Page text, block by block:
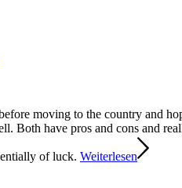
moving to the country and
Both have pros and cons and
of luck. Weiterlesen